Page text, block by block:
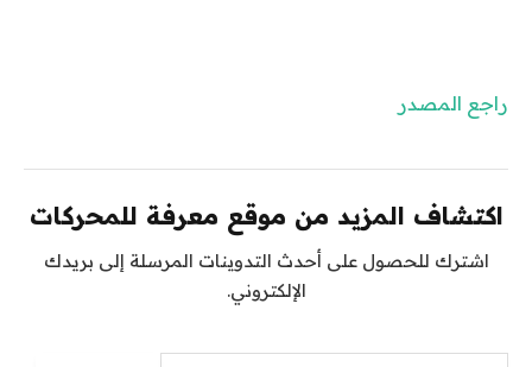
راجع المصدر
اكتشاف المزيد من موقع معرفة للمحركات
اشترك للحصول على أحدث التدوينات المرسلة إلى بريدك
الإلكتروني.
كتابة بريدك الإلكتروني...